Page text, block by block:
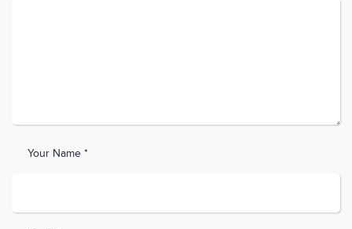
Your Name *